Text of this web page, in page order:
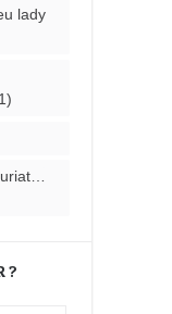
lady
?